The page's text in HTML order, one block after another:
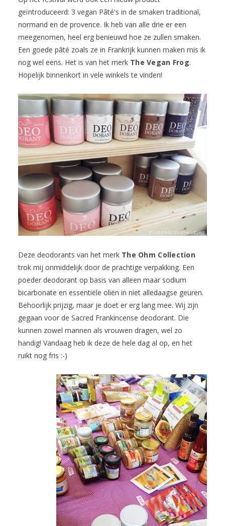
geïntroduceerd: 3 vegan Pâté's in de smaken traditional,
normand en de provence. Ik heb van alle drie er een
meegenomen, heel erg benieuwd hoe ze zullen smaken.
Een goede pâté zoals ze in Frankrijk kunnen maken mis ik
nog wel eens. Het is van het merk The Vegan Frog.
Hopelijk binnenkort in vele winkels te vinden!
Deze deodorants van het merk The Ohm Collection
trok mij onmiddelijk door de prachtige verpakking. Een
poeder deodorant op basis van alleen maar sodium
bicarbonate en essentiële oliën in niet alledaagse geuren.
Behoorlijk prijzig, maar je doet er erg lang mee. Wij zijn
gegaan voor de Sacred Frankincense deodorant. Die
kunnen zowel mannen als vrouwen dragen, wel zo
handig! Vandaag heb ik deze de hele dag al op, en het
ruikt nog fris :-)